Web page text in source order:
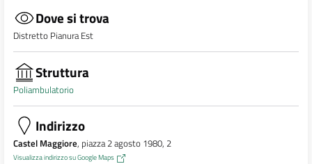
Dove si trova
Distretto Pianura Est
Struttura
Poliambulatorio
Indirizzo
Castel Maggiore, piazza 2 agosto 1980, 2
Visualizza indirizzo su Google Maps